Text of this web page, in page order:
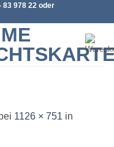
83 978 22 oder
bei 1126 × 751 in